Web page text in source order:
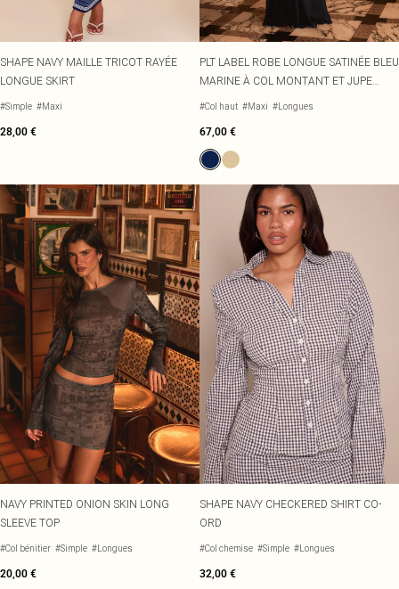
SHAPE NAVY MAILLE TRICOT RAYÉE
LONGUE SKIRT
#Simple #Maxi
28,00 €
PLT LABEL ROBE LONGUE SATINÉE BLEU
MARINE À COL MONTANT ET JUPE
SIRÈNE EN MOUSSELINE DE SOIE
#Col haut #Maxi #Longues
67,00 €
NAVY PRINTED ONION SKIN LONG
SLEEVE TOP
#Col bénitier #Simple #Longues
20,00 €
SHAPE NAVY CHECKERED SHIRT CO-
ORD
#Col chemise #Simple #Longues
32,00 €